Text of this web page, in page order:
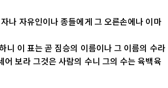
나 자유인이나 종들에게 그 오른손에나 이마
니 이 표는 곧 짐승의 이름이나 그 이름의 수라
보라 그것은 사람의 수니 그의 수는 육백육